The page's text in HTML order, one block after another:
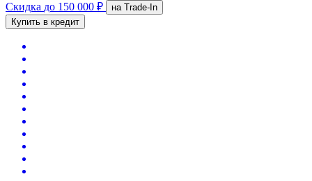
Скидка до 150 000 ₽
на Trade-In
Купить в кредит